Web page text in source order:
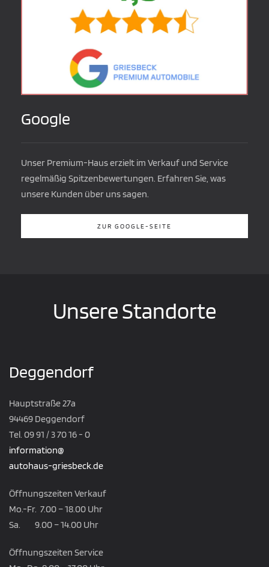
Google
Unser Premium-Haus erzielt im Verkauf und Service
regelmäßig Spitzenbewertungen. Erfahren Sie, was
unsere Kunden über uns sagen.
ZUR GOOGLE-SEITE
Unsere Standorte
Deggendorf
Hauptstraße 27a
94469 Deggendorf
Tel. 09 91 / 3 70 16 - 0
information@
autohaus-griesbeck.de
Öffnungszeiten Verkauf
Mo.-Fr. 7.00 – 18.00 Uhr
Sa. 9.00 – 14.00 Uhr
Öffnungszeiten Service